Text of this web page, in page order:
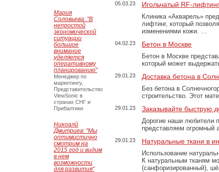
05.03.23 Игольчатый RF-
Клиника «Акварель»
лифтинг, который
изменениями кожи. …
04.02.23 Бетон в Москве
Бетон в Москве
который может
29.01.23 Доставка бетона в
Без бетона в
строительство. Этот
29.01.23 Заказывайте быструю
Дорогие наши любители
представляем огромный
29.01.23 Натуральные ткани в
Использование
К натуральным тканям
(санфоризированный),
Мария
Соловьева: "В
непростой
экономической
ситуации
большое
внимание
уделяется
оперативному
планированию"
Менеджер по
маркетингу,
Представительство
ViewSonic в
странах СНГ и
Прибалтики
Никоалй
Дмитриев: "Мы
оптимистично
смотрим на
2015 год и видим
в нем
возможности
для развития"